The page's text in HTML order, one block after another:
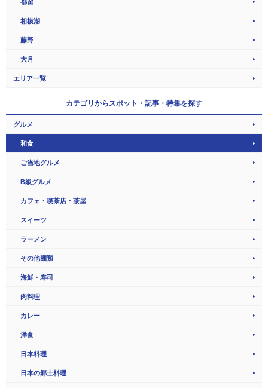
都留
相模湖
藤野
大月
エリア一覧
カテゴリからスポット・記事・特集を探す
グルメ
和食
ご当地グルメ
B級グルメ
カフェ・喫茶店・茶屋
スイーツ
ラーメン
その他麺類
海鮮・寿司
肉料理
カレー
洋食
日本料理
日本の郷土料理